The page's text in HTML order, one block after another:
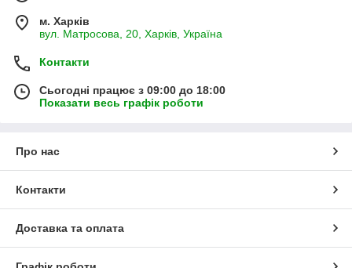
м. Харків
вул. Матросова, 20, Харків, Україна
Контакти
Сьогодні працює з 09:00 до 18:00
Показати весь графік роботи
Про нас
Контакти
Доставка та оплата